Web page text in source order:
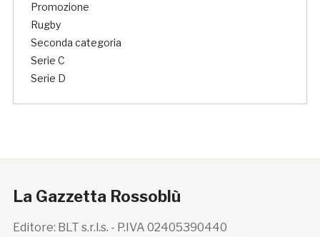
Promozione
Rugby
Seconda categoria
Serie C
Serie D
La Gazzetta Rossoblù
Editore: BLT s.r.l.s. - P.IVA 02405390440